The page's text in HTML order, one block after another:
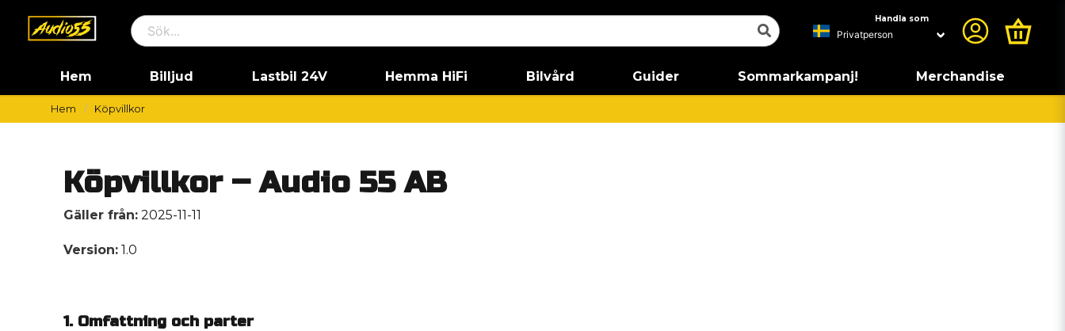
Handla som
Hem Billjud Lastbil 24V Hemma HiFi Bilvård Guider Sommarkampanj! Merchandise
Hem Köpvillkor
Köpvillkor – Audio 55 AB
Gäller från: 2025-11-11
Version: 1.0
1. Omfattning och parter